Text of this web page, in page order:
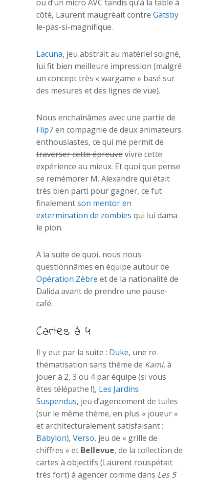
ou d’un micro AVC tandis qu’à la table à
côté, Laurent maugréait contre Gatsby
le-pas-si-magnifique.
Lacuna, jeu abstrait au matériel soigné,
lui fit bien meilleure impression (malgré
un concept très « wargame » basé sur
des mesures et des lignes de vue).
Nous enchaînâmes avec une partie de
Flip7en compagnie de deux animateurs
enthousiastes, ce qui me permit de
traverser cette épreuvevivre cette
expérience au mieux. Et quoi que pense
se remémorer M. Alexandre qui était
très bien parti pour gagner, ce fut
finalementson mentor en
extermination de zombies qui lui dama
le pion.
A la suite de quoi, nous nous
questionnâmes en équipe autour de
Opération Zèbre et de la nationalité de
Dalida avant de prendre une pause-
café.
Cartes à 4
Il y eut par la suite : Duke, une re-
thématisation sans thème de Kami, à
jouer à 2, 3 ou 4 par équipe (si vous
êtes télépathe !), Les Jardins
Suspendus, jeu d’agencement de tuiles
(sur le même thème, en plus « joueur »
et architecturalement satisfaisant :
Babylon), Verso, jeu de « grille de
chiffres » et Bellevue, de la collection de
cartes à objectifs (Laurent rouspétait
très fort) à agencer comme dans Les 5